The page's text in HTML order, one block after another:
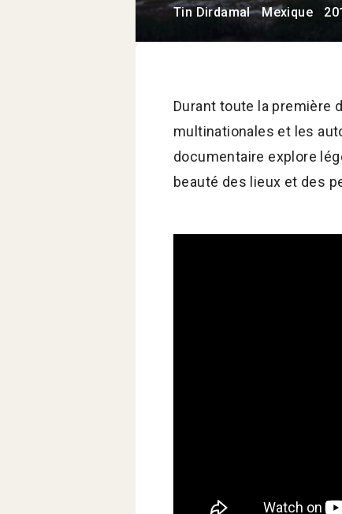
Tin Dirdamal Mexique
Durant toute la première
multinationales et les
documentaire explore
beauté des lieux et des